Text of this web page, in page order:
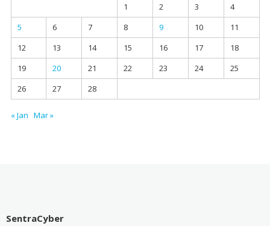
1
2 3
4
5
6 7 8 9 10
11
12
13 14 15 16 17
18
19
20 21 22 23 24
25
26
27 28
« Jan Mar »
SentraCyber